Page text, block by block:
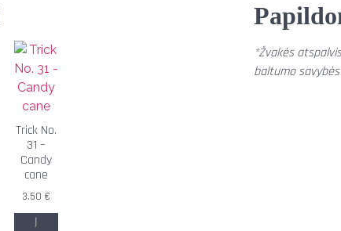
Trick No.
31 –
Candy
cane
3.50€
Į
*Žvakės
baltumo